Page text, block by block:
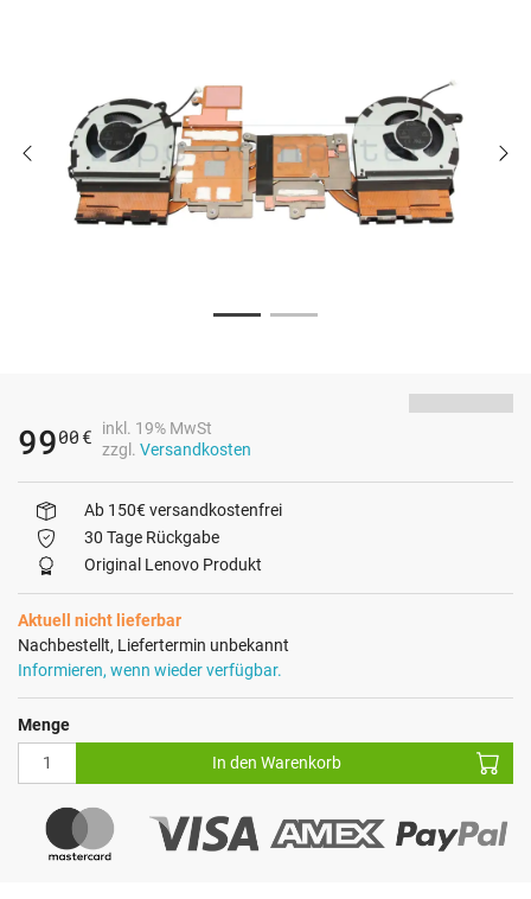
9900 €
inkl. 19% MwSt
zzgl. Versandkosten
Ab 150€ versandkostenfrei
30 Tage Rückgabe
Original Lenovo Produkt
Aktuell nicht lieferbar
Nachbestellt, Liefertermin unbekannt
Informieren, wenn wieder verfügbar.
Menge
In den Warenkorb